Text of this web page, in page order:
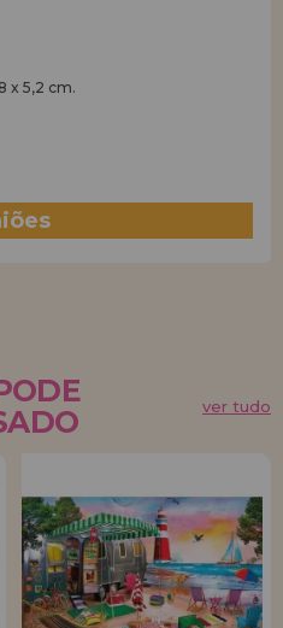
x 5,2 cm.
ver tudo